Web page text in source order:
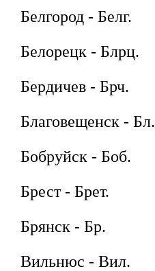
Белгород - Белг.
Белорецк - Блрц.
Бердичев - Брч.
Благовещенск - Бл.
Бобруйск - Боб.
Брест - Брет.
Брянск - Бр.
Вильнюс - Вил.